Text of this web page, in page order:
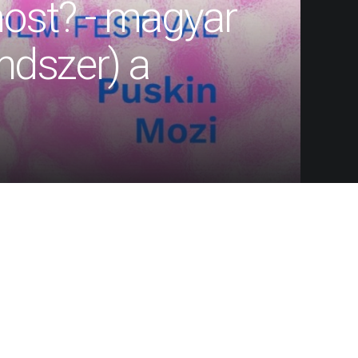
- magyar
a